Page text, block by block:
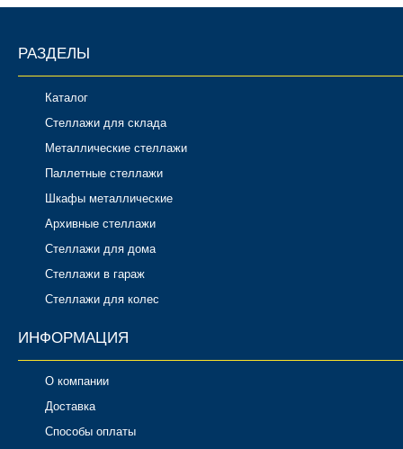
РАЗДЕЛЫ
Каталог
Стеллажи для склада
Металлические стеллажи
Паллетные стеллажи
Шкафы металлические
Архивные стеллажи
Стеллажи для дома
Стеллажи в гараж
Стеллажи для колес
ИНФОРМАЦИЯ
О компании
Доставка
Способы оплаты